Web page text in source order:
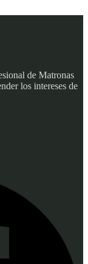
de Matronas
los intereses de